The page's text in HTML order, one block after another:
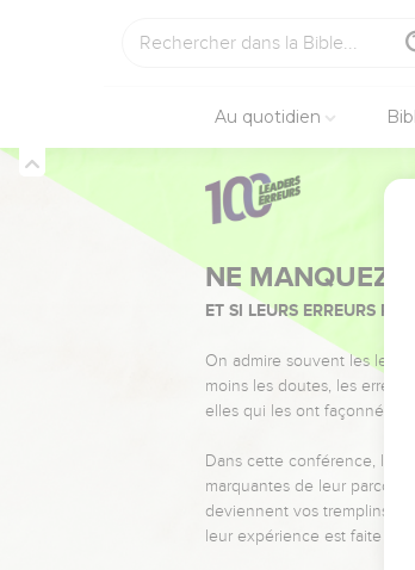
Au quotidien
NE MANQUEZ
ET SI LEURS ERREURS
On admire souvent les
moins les doutes, les
elles qui les ont façonnés.
Dans cette conférence,
marquantes de leur
deviennent vos tremplins.
leur expérience est faite pour